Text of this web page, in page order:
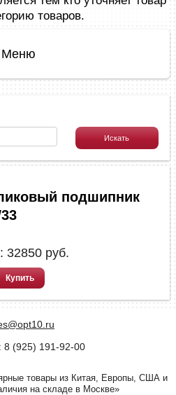
товаров.
подшипник
32850 руб.
Купить
8 (925) 191-92-00
товары из Китая, Европы, США и
на складе в Москве»